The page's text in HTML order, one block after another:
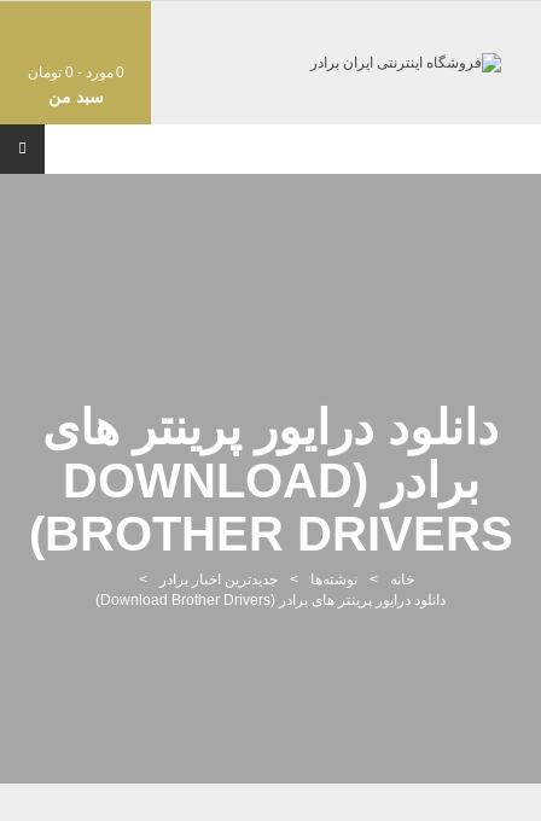
0مورد -0 تومان
سبد من
دانلود درایور پرینتر های
برادر (DOWNLOAD
BROTHER DRIVERS)
خانه > نوشته‌ها > جدیدترین اخبار برادر
>
دانلود درایور پرینتر های برادر (Download Brother Drivers)